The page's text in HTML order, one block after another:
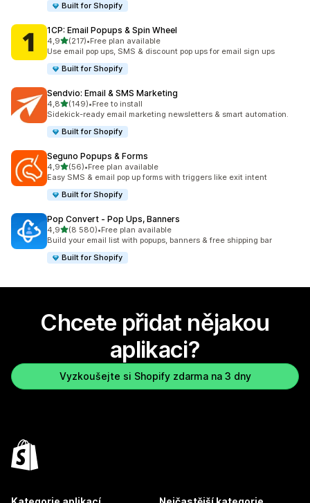
Built for Shopify
1CP: Email Popups & Spin Wheel
4,9z 5 hvězd
(217)
Celkový počet recenzí: 217
•Free plan available
Use email pop ups, SMS & discount pop ups for email sign ups
Built for Shopify
Sendvio: Email & SMS Marketing
4,8z 5 hvězd
(149)
Celkový počet recenzí: 149
•Free to install
Sidekick-ready email marketing newsletters & smart automation.
Built for Shopify
Seguno Popups & Forms
4,9z 5 hvězd
(56)
Celkový počet recenzí: 56
•Free plan available
Easy SMS & email pop up forms with triggers like exit intent
Built for Shopify
Pop Convert ‑ Pop Ups, Banners
4,9z 5 hvězd
(8 580)
Celkový počet recenzí: 8580
•Free plan available
Build your email list with popups, banners & free shipping bar
Built for Shopify
Chcete přidat nějakou
aplikaci?
Vyzkoušejte si Shopify zdarma na 3 dny